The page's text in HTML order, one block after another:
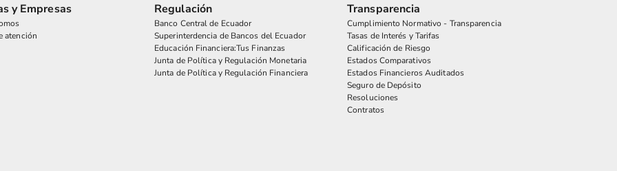
y Empresas
atención
Regulación
Banco Central de Ecuador
Superinterdencia de Bancos del Ecuador
Educación Financiera:Tus Finanzas
Junta de Política y Regulación Monetaria
Junta de Política y Regulación Financiera
Transparencia
Cumplimiento Normativo - Transparencia
Tasas de Interés y Tarifas
Calificación de Riesgo
Estados Comparativos
Estados Financieros Auditados
Seguro de Depósito
Resoluciones
Contratos